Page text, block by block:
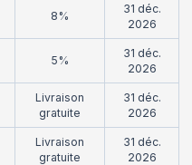
8%
31 déc.
2026
5%
31 déc.
2026
Livraison
gratuite
31 déc.
2026
Livraison
gratuite
31 déc.
2026